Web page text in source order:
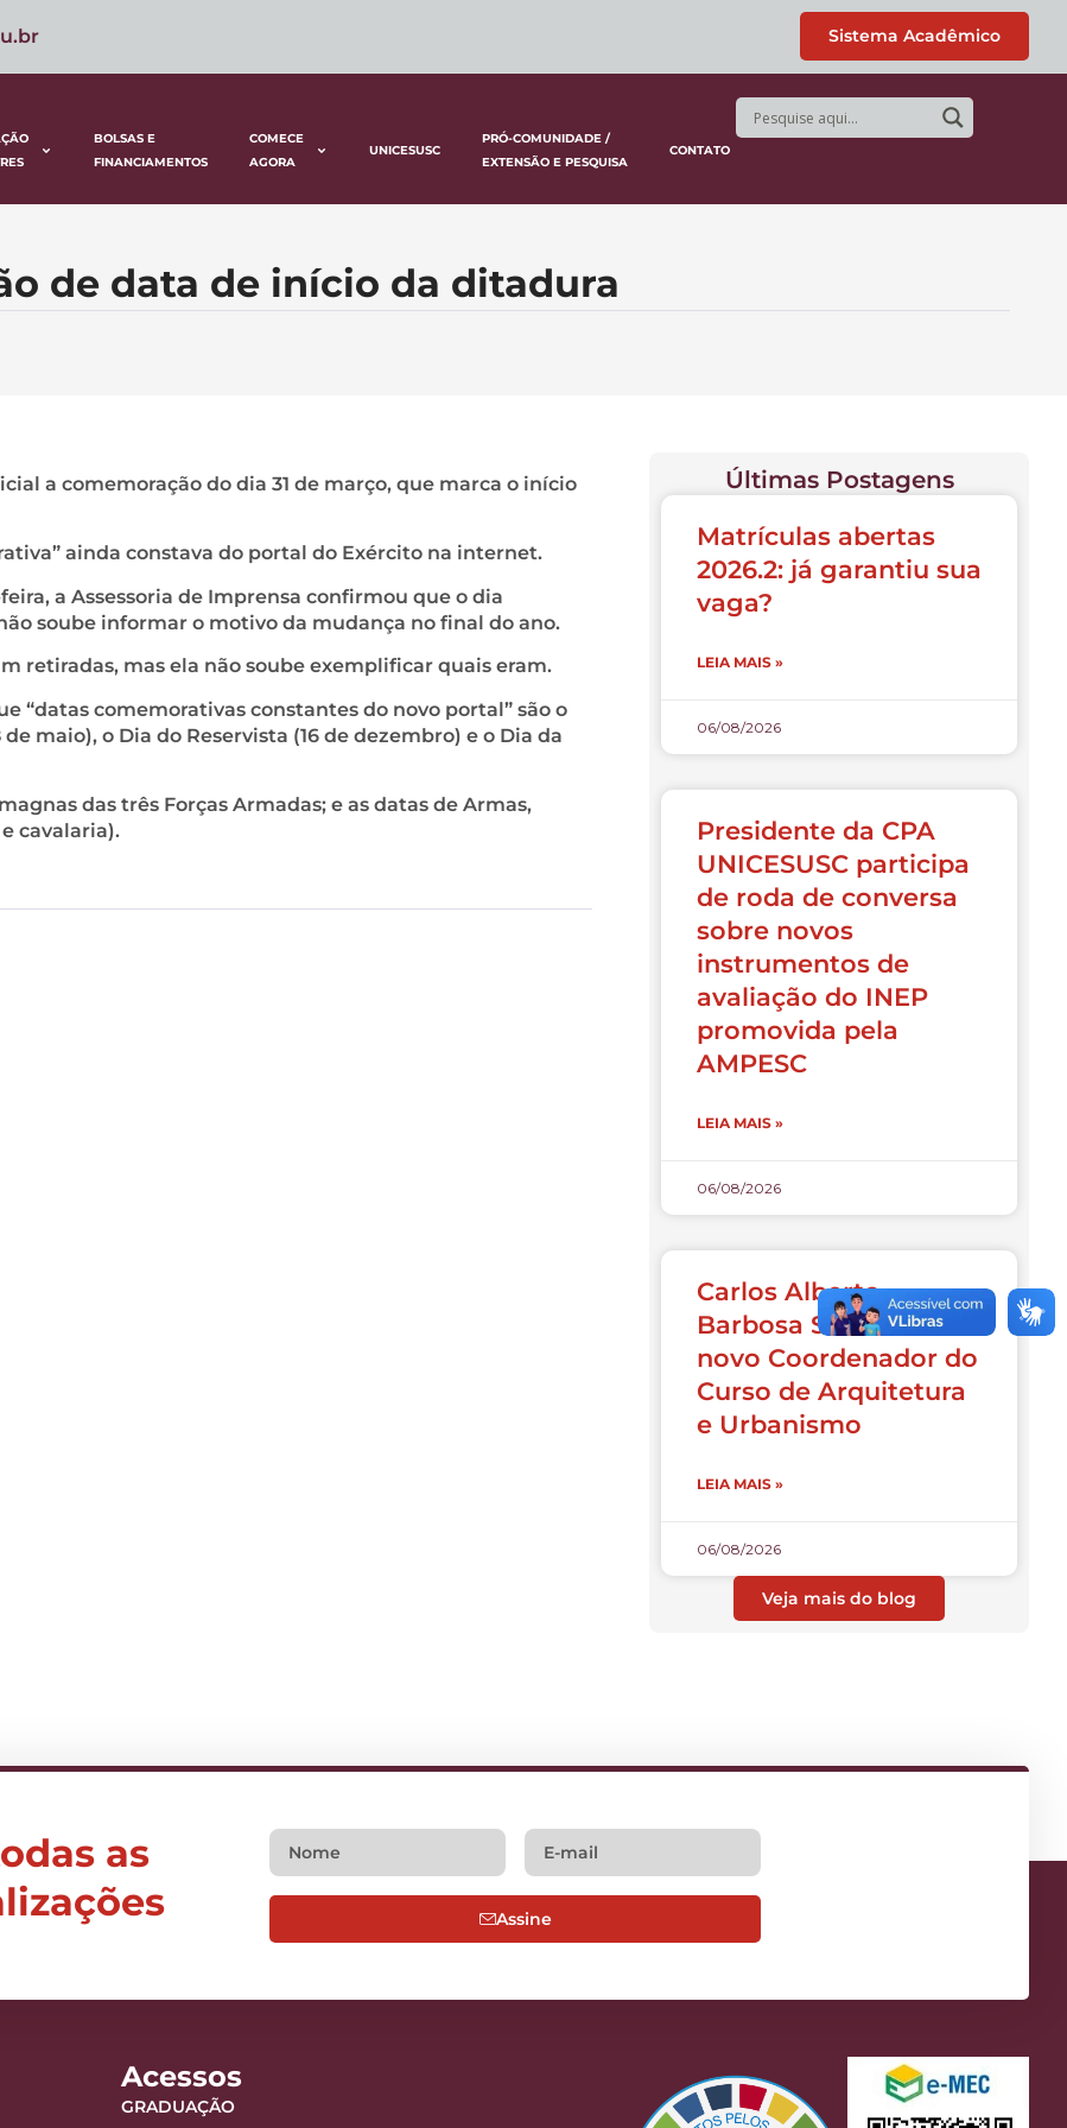
Sistema Acadêmico
BOLSAS E
FINANCIAMENTOS
COMECE
AGORA
UNICESUSC
PRÓ-COMUNIDADE /
EXTENSÃO E PESQUISA
CONTATO
de data de início da ditadura
a comemoração do dia 31 de março, que marca o início
ainda constava do portal do Exército na internet.
a Assessoria de Imprensa confirmou que o dia
soube informar o motivo da mudança no final do ano.
retiradas, mas ela não soube exemplificar quais eram.
“datas comemorativas constantes do novo portal” são o
maio), o Dia do Reservista (16 de dezembro) e o Dia da
das três Forças Armadas; e as datas de Armas,
cavalaria).
Últimas Postagens
Matrículas abertas
2026.2: já garantiu sua
vaga?
LEIA MAIS »
06/08/2026
Presidente da CPA
UNICESUSC participa
de roda de conversa
sobre novos
instrumentos de
avaliação do INEP
promovida pela
AMPESC
LEIA MAIS »
06/08/2026
Carlos Alberto
Barbosa Souza é o
novo Coordenador do
Curso de Arquitetura
e Urbanismo
LEIA MAIS »
06/08/2026
Veja mais do blog
as
Assine
Acessos
GRADUAÇÃO